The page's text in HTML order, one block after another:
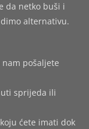
da netko buši i
alternativu.
pošaljete
sprijeda ili
ćete imati dok